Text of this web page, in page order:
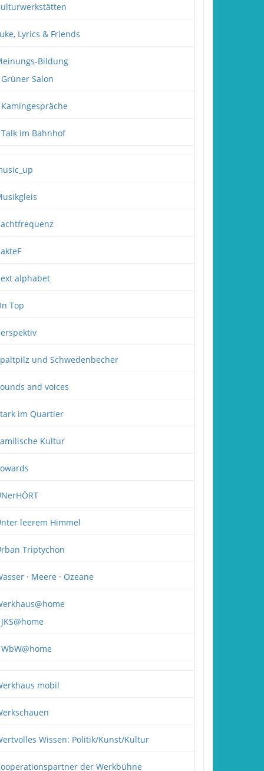
Lyrics & Friends
Bildung
Grüner Salon
Kamingespräche
Talk im Bahnhof
alphabet
Top
und Schwedenbecher
and voices
im Quartier
Kultur
leerem Himmel
Triptychon
· Meere · Ozeane
JKS@home
WbW@home
mobil
Wissen: Politik/Kunst/Kultur
der Werkbühne